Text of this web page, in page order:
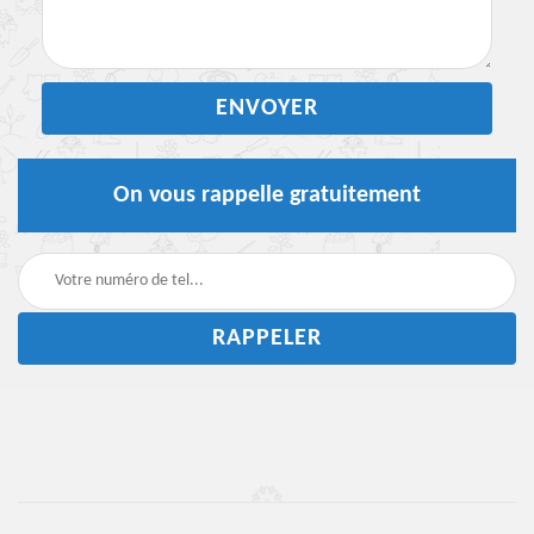
On vous rappelle gratuitement